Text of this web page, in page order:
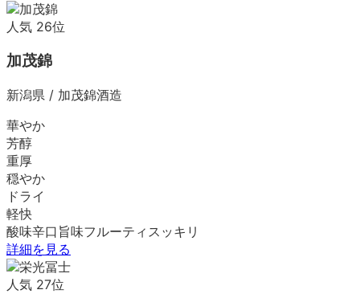
人気 26位
加茂錦
新潟県 / 加茂錦酒造
華やか
芳醇
重厚
穏やか
ドライ
軽快
酸味辛口 旨味フルーティ スッキリ
詳細を見る
人気 27位